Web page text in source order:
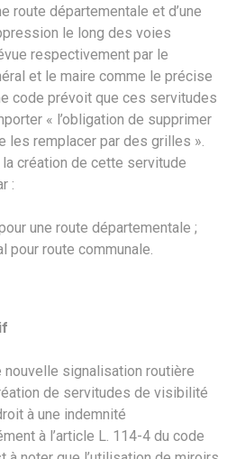
route départementale et d’une
le long des voies
respectivement par le
et le maire comme le précise
code prévoit que ces servitudes
« l’obligation de supprimer
les remplacer par des grilles ».
création de cette servitude
:
une route départementale ;
pour route communale.
nouvelle signalisation routière
de servitudes de visibilité
à une indemnité
à l’article L. 114-4 du code